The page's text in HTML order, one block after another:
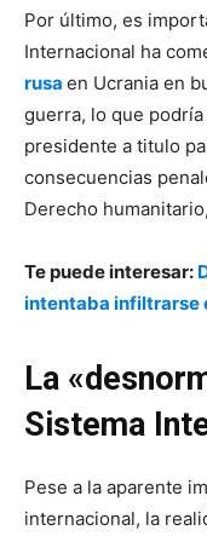
Por último, es
Internacional ha
rusa en Ucrania en
guerra, lo que
presidente a titulo
consecuencias
Derecho
Te puede interesar:
intentaba infiltrarse
La
Sistema
Pese a la aparente
internacional, la